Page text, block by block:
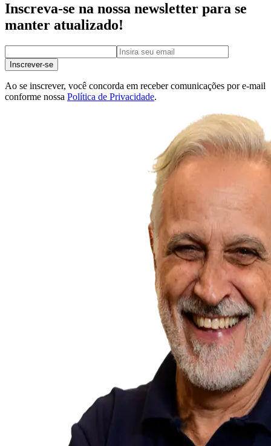
Inscreva-se na nossa newsletter para se
manter atualizado!
Inscrever-se
Ao se inscrever, você concorda em receber comunicações por e-mail
conforme nossa Política de Privacidade.